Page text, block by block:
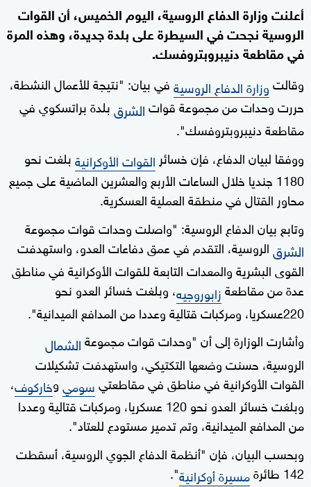
أعلنت وزارة الدفاع الروسية، اليوم الخميس، أن القوات
الروسية نجحت في السيطرة على بلدة جديدة، وهذه المرة
في مقاطعة دنيبروبتروفسك.
وقالتوزارة الدفاع الروسيةفي بيان: "نتيجة للأعمال النشطة،
حررت وحدات من مجموعة قواتالشرقبلدة براتسكوي في
مقاطعة دنيبروبتروفسك".
ووفقا لبيان الدفاع، فإن خسائر القوات الأوكرانيةبلغت نحو
1180 جنديا خلال الساعات الأربع والعشرين الماضية على جميع
محاور القتال في منطقة العملية العسكرية.
وتابع بيان الدفاع الروسية: "واصلت وحدات قوات مجموعة
الشرقالروسية، التقدم في عمق دفاعات العدو، واستهدفت
القوى البشرية والمعدات التابعة للقوات الأوكرانية في مناطق
عدة من مقاطعةزابوروجيه، وبلغت خسائر العدو نحو
220عسكريا، ومركبات قتالية وعددا من المدافع الميدانية".
وأشارت الوزارة إلى أن "وحدات قوات مجموعةالشمال
الروسية، حسنت وضعها التكتيكي، واستهدفت تشكيلات
القوات الأوكرانية في مناطق في مقاطعتيسوميوخاركوف،
وبلغت خسائر العدو نحو 120 عسكريا، ومركبات قتالية وعددا
من المدافع الميدانية، وتم تدمير مستودع للعتاد".
وبحسب البيان، فإن "أنظمة الدفاع الجوي الروسية، أسقطت
142 طائرة
مسيرة أوكرانية".